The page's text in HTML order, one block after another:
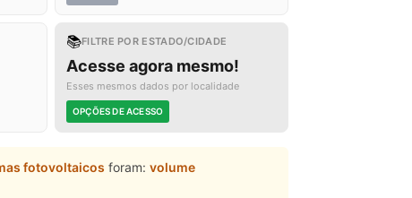
📚FILTRE POR ESTADO/CIDADE
Acesse agora mesmo!
Esses mesmos dados por localidade
OPÇÕES DE ACESSO
fotovoltaicos foram: volume